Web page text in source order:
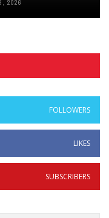
2026
FOLLOWERS
LIKES
SUBSCRIBERS